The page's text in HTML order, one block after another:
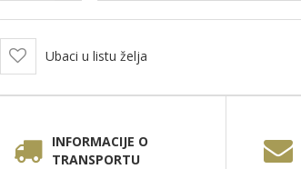
Ubaci u listu želja
INFORMACIJE O
TRANSPORTU